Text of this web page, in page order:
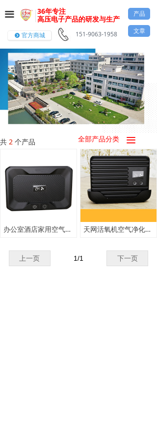
36年专注
高压电子产品的研发与生产
끀 产品
文章
뀹 官方商城 151-9063-1958
共 2 个产品
办公室酒店家用空气净化器除味活氧消毒机 天网活氧机空气净化器家用消毒机
上一页 下一页
1/1
全部产品分类 끀